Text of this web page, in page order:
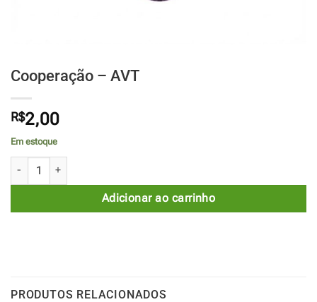
Cooperação – AVT
R$2,00
Em estoque
Cooperação - AVT quantidade
Adicionar ao carrinho
PRODUTOS RELACIONADOS